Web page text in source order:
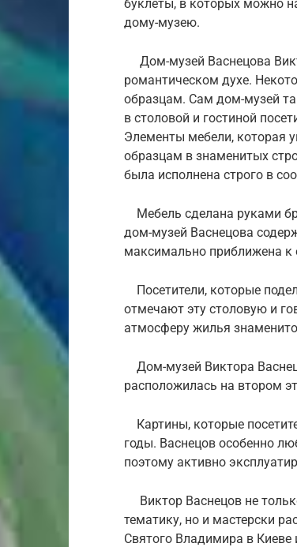
буклеты, в которых можно
дому-музею.
Дом-музей Васнецова
романтическом духе.
образцам. Сам дом-музей
в столовой и гостиной
Элементы мебели, которая
образцам в знаменитых
была исполнена строго в
Мебель сделана руками
дом-музей Васнецова
максимально приближена к
Посетители, которые
отмечают эту столовую и
атмосферу жилья
Дом-музей Виктора
расположилась на втором
Картины, которые
годы. Васнецов особенно
поэтому активно
Виктор Васнецов не
тематику, но и мастерски
Святого Владимира в Киеве